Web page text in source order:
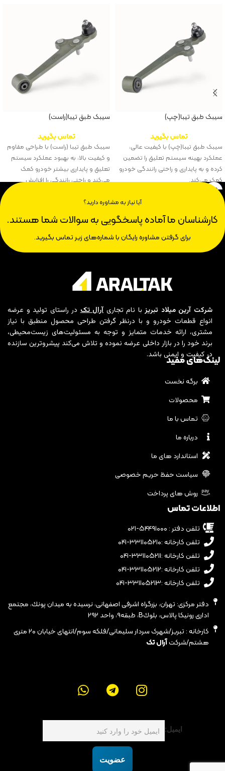
سیبک طبق تیبا(چپ)
تماس بگیرید
سیبک طبق تیبا(چپ) با کیفیت عالی،
عملکرد بهینه سیستم تعلیق را تضمین
کرده و به پایداری و راحتی رانندگی خودرو
کمک می‌کند.
سیبک طبق تیبا(راست)
تماس بگیرید
سیبک طبق تیبا (راست) با طراحی مقاوم
و کیفیت بالا، به بهبود عملکرد سیستم
تعلیق و پایداری بیشتر خودرو کمک
می‌کند و راحتی رانندگی را افزایش
آیا نیاز به مشاوره دارید؟
کارشناسان ما آماده پاسخگویی به سوالات شما هستند.
برای گرفتن مشاوره رایگان با شماره‌های زیر تماس بگیرید.
شرکت آرین میلاد تبریزبا نام تجاریآرال تکدر راستای تولید و عرضه
انواع قطعات خودرو و با درنظر گرفتن طراحی محصول منطبق با نیاز
مشتری، ارائه خدمات متمایز و توجه به مسئولیت‌های زیست‌محیطی،
برند خود را در بازار داخلی عرضه نموده و تلاش می‌کند پیشروترین سازنده
در کیفیت و ایمنی باشد.
لینک‌های مفید
برگه نخست
محصولات
تماس با ما
درباره ما
استاندارد های ما
سیاست حفظ حریم خصوصی
روش های پرداخت
اطلاعات تماس
تلفن دفتر : ۵۴۴۹۱۰۰۰-۰۲۱
تلفن کارخانه :۳۳۱۱۰۵۲۱۰-۰۴۱
تلفن کارخانه :۳۳۱۱۰۵۲۱۱-۰۴۱
تلفن کارخانه :۳۳۱۱۰۵۲۱۲-۰۴۱
تلفن کارخانه :۳۳۱۱۰۵۲۱۳-۰۴۱
دفتر مرکزی: تهران، بزرگراه اشرفى اصفهانى، نرسيده به ميدان پونك، مجتمع
ادارى رونيكا پالاس، بلوكB، طبقه٩، واحد ٢٩٢
کارخانه : تبریز/شهرک سردار سلیمانی/فلکه سوم/انتهای خیابان ۲۰ متری
هشتم/شرکتآرال تک
ایمیل:
عضویت